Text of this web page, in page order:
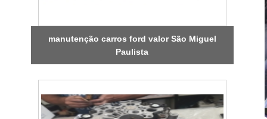
manutenção carros ford valor São Miguel
Paulista